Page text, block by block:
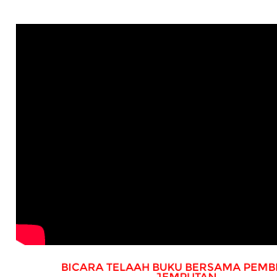
BICARA TELAAH BUKU BERSAMA